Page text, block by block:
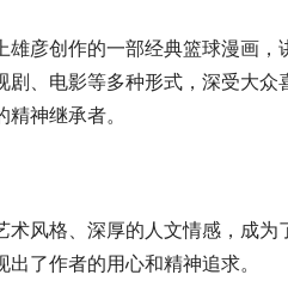
雄彦创作的一部经典篮球漫画
剧、电影等多种形式，深受大
神继承者。
术风格、深厚的人文情感，成
了作者的用心和精神追求。